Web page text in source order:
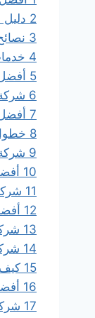
2
3
4
5
6
7
8
9
10
11
12
13
14
15
16
17